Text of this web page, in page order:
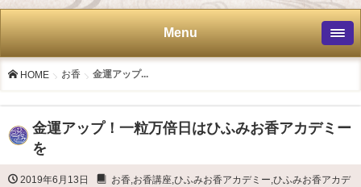
Menu
HOME お香 金運アップ...
金運アップ！一粒万倍日はひふみお香アカデミー
を
2019年6月13日 お香,お香講座,ひふみお香アカデミー,ひふみお香アカデ